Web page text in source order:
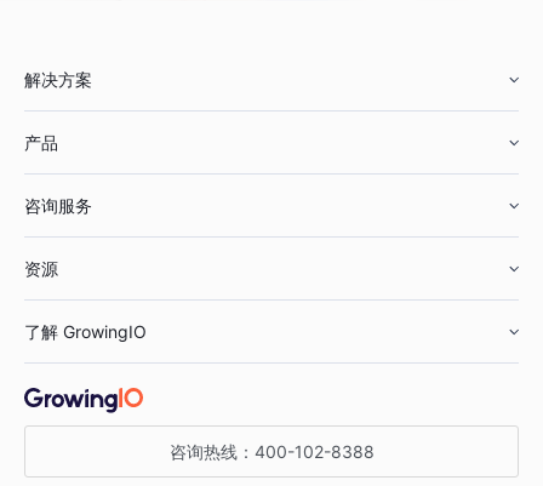
解决方案
鞋服行业
汽车行业
金融行业
产品
智能运营
获客分析
咨询服务
资源
增长公开课
增长博客
了解 GrowingIO
关于 GrowingIO
增长大会
咨询热线： 400-102-8388